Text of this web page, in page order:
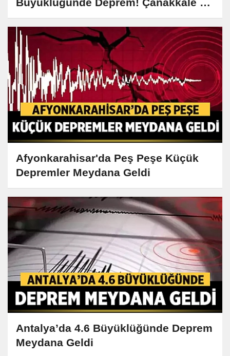
Tekirdağ Sallandı
Afyonkarahisar'da Peş Peşe Küçük
Depremler Meydana Geldi
Antalya’da 4.6 Büyüklüğünde Deprem
Meydana Geldi